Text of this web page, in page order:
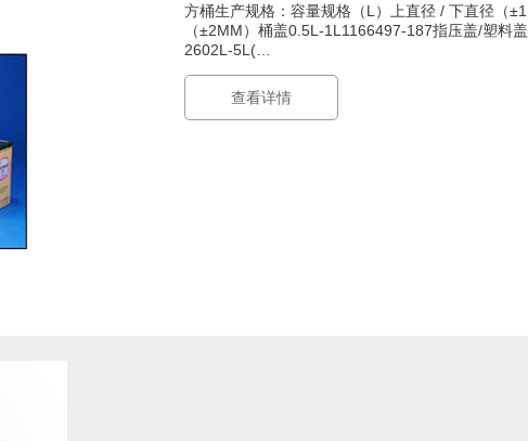
方桶生产规格：容量规格（L）上直径 / 下直径（
（±2MM）桶盖0.5L-1L1166497-187指压盖/塑料
2602L-5L(…
查看详情